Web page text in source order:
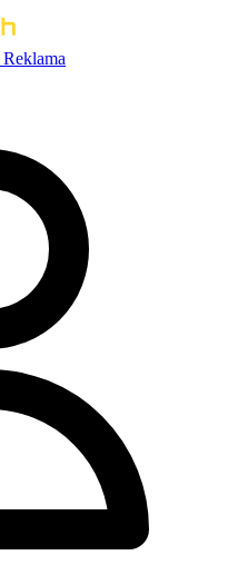
Reklama